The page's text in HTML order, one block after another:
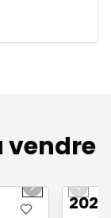
vendre
Next slide